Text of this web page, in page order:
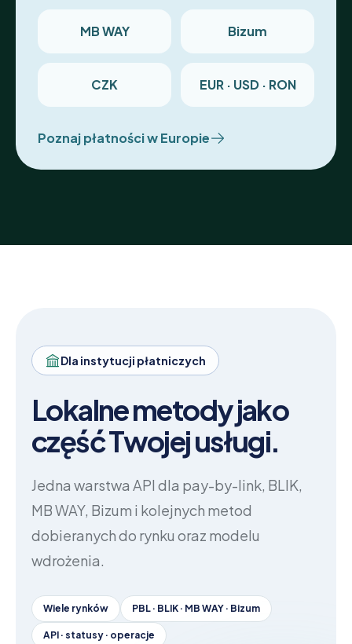
MB WAY Bizum
CZK EUR · USD · RON
Poznaj płatności w Europie
Dla instytucji płatniczych
Lokalne metody jako
część Twojej usługi.
Jedna warstwa API dla pay-by-link, BLIK,
MB WAY, Bizum i kolejnych metod
dobieranych do rynku oraz modelu
wdrożenia.
Wiele rynków PBL · BLIK · MB WAY · Bizum
API · statusy · operacje